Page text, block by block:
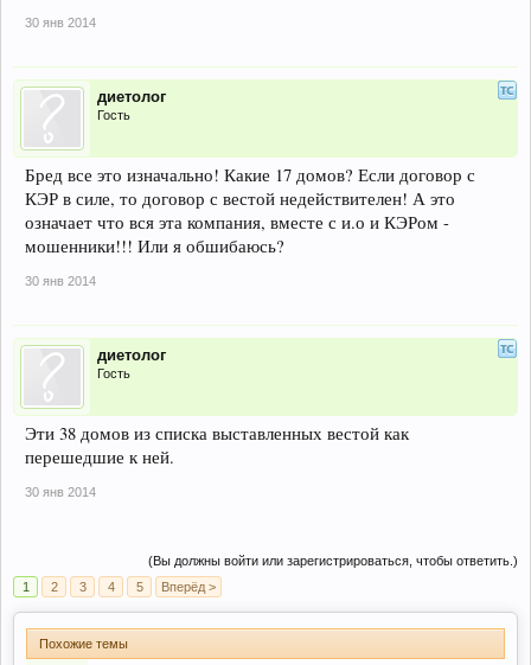
30 янв 2014
диетолог
Гость
Бред все это изначально! Какие 17 домов? Если договор с
КЭР в силе, то договор с вестой недействителен! А это
означает что вся эта компания, вместе с и.о и КЭРом -
мошенники!!! Или я обшибаюсь?
30 янв 2014
диетолог
Гость
Эти 38 домов из списка выставленных вестой как
перешедшие к ней.
30 янв 2014
(Вы должны войти или зарегистрироваться, чтобы ответить.)
1
2 3 4 5 Вперёд >
Похожие темы